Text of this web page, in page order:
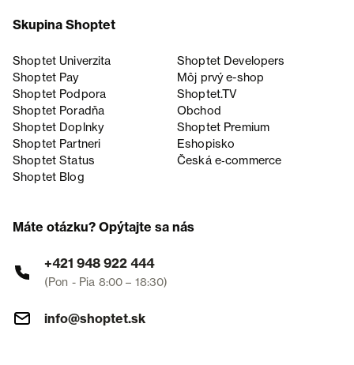
Skupina Shoptet
Shoptet Univerzita
Shoptet Developers
Shoptet Pay
Môj prvý e-shop
Shoptet Podpora
Shoptet.TV
Shoptet Poradňa
Obchod
Shoptet Doplnky
Shoptet Premium
Shoptet Partneri
Eshopisko
Shoptet Status
Česká e‑commerce
Shoptet Blog
Máte otázku? Opýtajte sa nás
+421 948 922 444
(Pon - Pia 8:00 – 18:30)
info@shoptet.sk